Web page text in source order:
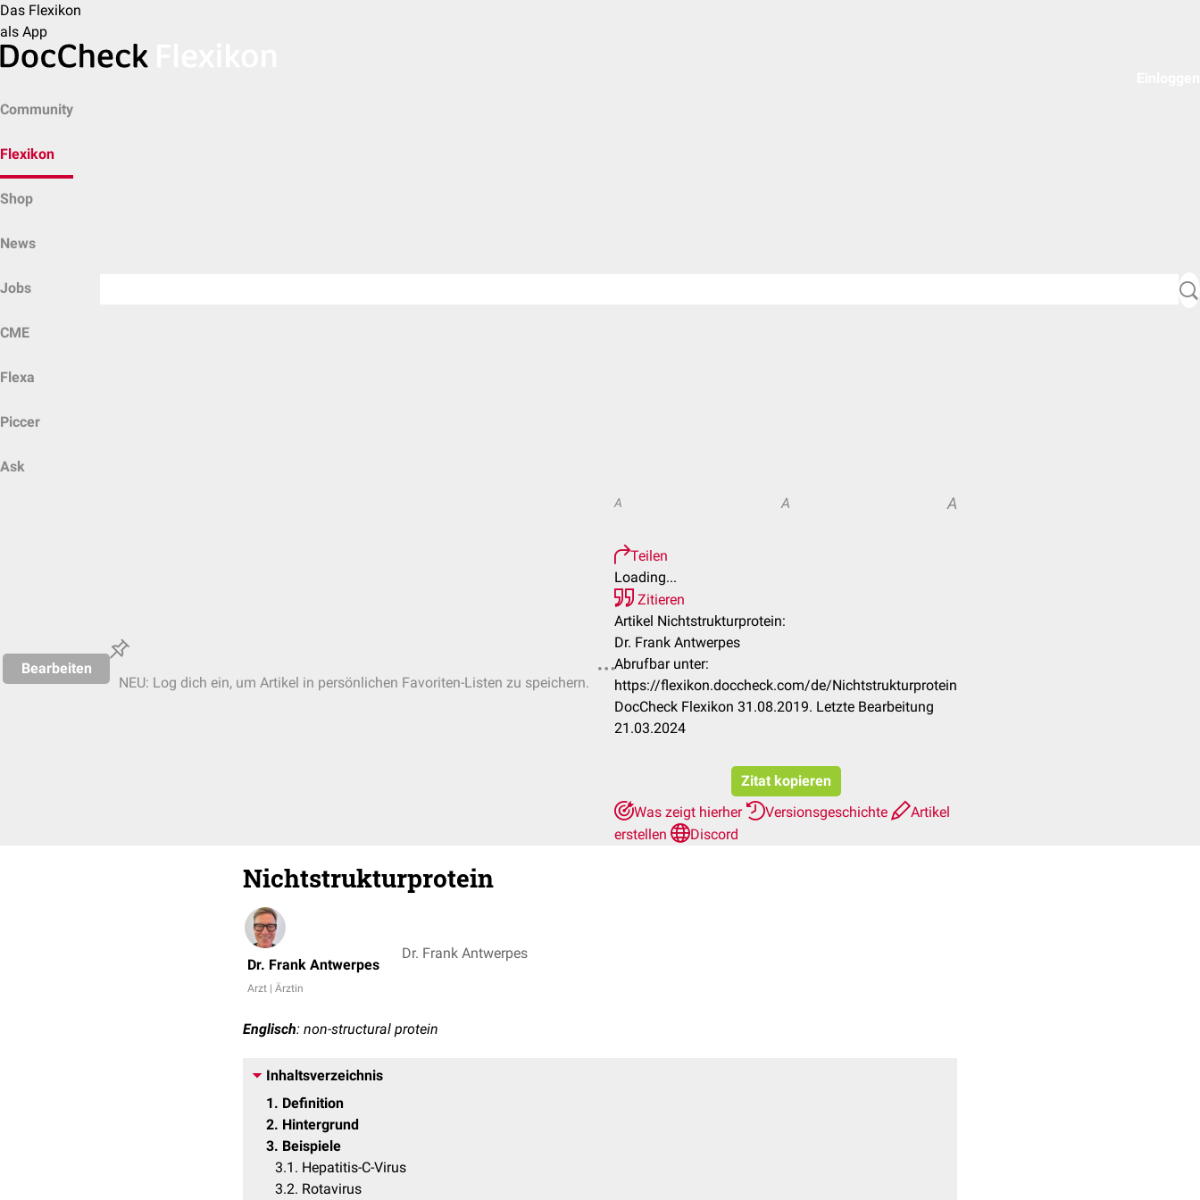
Das Flexikon
als App
Community
Flexikon
Shop
News
Jobs
CME
Flexa
Piccer
Ask
Bearbeiten
NEU: Log dich ein, um Artikel in persönlichen Favoriten-Listen zu speichern.
A A A
Teilen
Loading...
Zitieren
Artikel Nichtstrukturprotein:
Dr. Frank Antwerpes
Abrufbar unter:
https://flexikon.doccheck.com/de/Nichtstrukturprotein
DocCheck Flexikon 31.08.2019. Letzte Bearbeitung
21.03.2024
Zitat kopieren
Was zeigt hierher
Versionsgeschichte
Artikel
erstellen
Discord
Nichtstrukturprotein
Dr. Frank Antwerpes
Arzt | Ärztin
Dr. Frank Antwerpes
Englisch: non-structural protein
Inhaltsverzeichnis
1
Definition
2 Hintergrund
3 Beispiele
3.1
Hepatitis-C-Virus
3.2 Rotavirus